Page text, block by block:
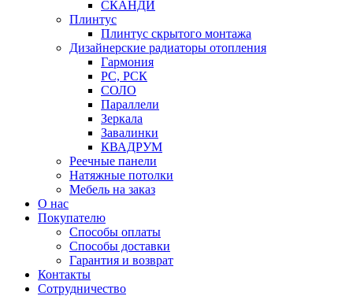
СКАНДИ
Плинтус
Плинтус скрытого монтажа
Дизайнерские радиаторы отопления
Гармония
РС, РСК
СОЛО
Параллели
Зеркала
Завалинки
КВАДРУМ
Реечные панели
Натяжные потолки
Мебель на заказ
О нас
Покупателю
Способы оплаты
Способы доставки
Гарантия и возврат
Контакты
Сотрудничество